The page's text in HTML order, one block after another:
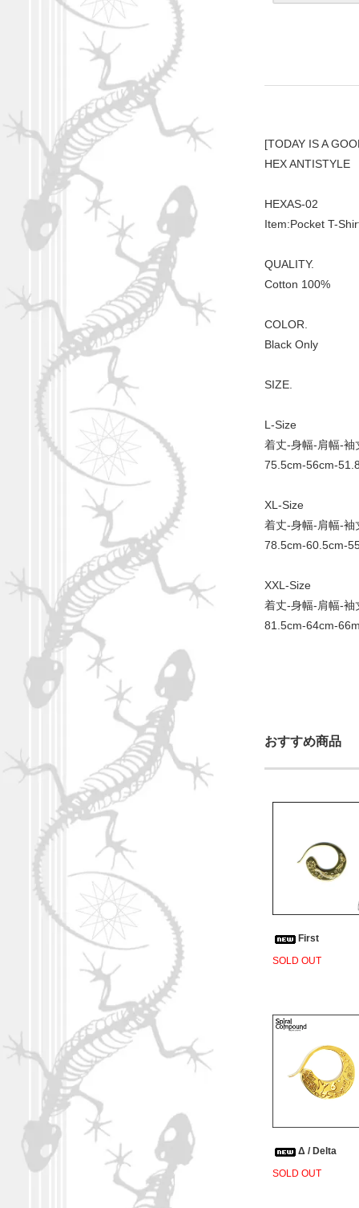
[TODAY IS A
HEX ANTISTYLE
HEXAS-02
Item:Pocket T-
QUALITY.
Cotton 100%
COLOR.
Black Only
SIZE.
L-Size
着丈-身幅-肩幅-袖
75.5cm-56cm-
XL-Size
着丈-身幅-肩幅-袖
78.5cm-60.5cm-
XXL-Size
着丈-身幅-肩幅-袖
81.5cm-64cm-
おすすめ商品
First
SOLD OUT
Δ / Delta
SOLD OUT